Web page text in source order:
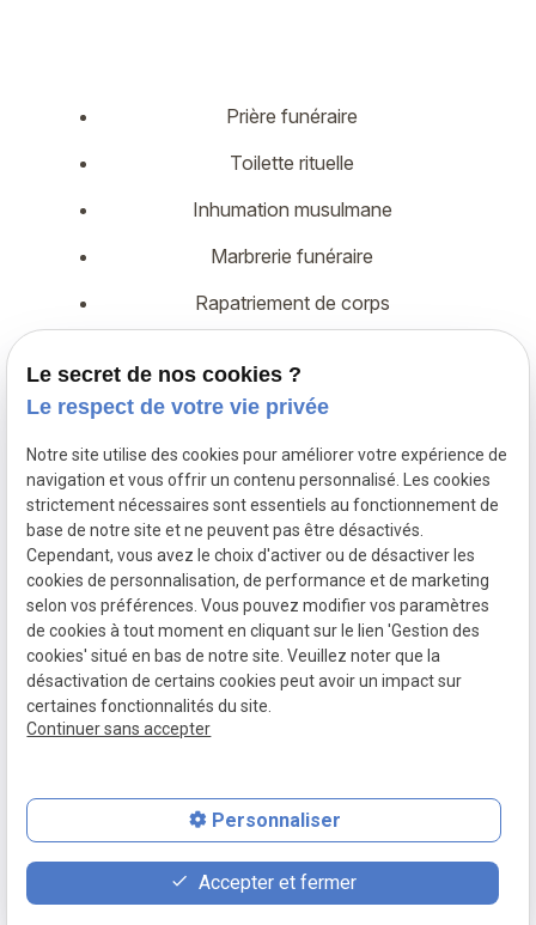
Prière funéraire
Toilette rituelle
Inhumation musulmane
Marbrerie funéraire
Rapatriement de corps
Assurance décès
Mentions légales
Politique de
confidentialité
Gestion
des
cookies
Plan du
site
Siret :
82424645800015
feed contact_page phone
Le secret de nos cookies ?
Le respect de votre vie privée
Notre site utilise des cookies pour améliorer votre expérience de
navigation et vous offrir un contenu personnalisé. Les cookies
strictement nécessaires sont essentiels au fonctionnement de
base de notre site et ne peuvent pas être désactivés.
Cependant, vous avez le choix d'activer ou de désactiver les
cookies de personnalisation, de performance et de marketing
selon vos préférences. Vous pouvez modifier vos paramètres
de cookies à tout moment en cliquant sur le lien 'Gestion des
cookies' situé en bas de notre site. Veuillez noter que la
désactivation de certains cookies peut avoir un impact sur
certaines fonctionnalités du site.
Continuer sans accepter
Personnaliser
Accepter et fermer